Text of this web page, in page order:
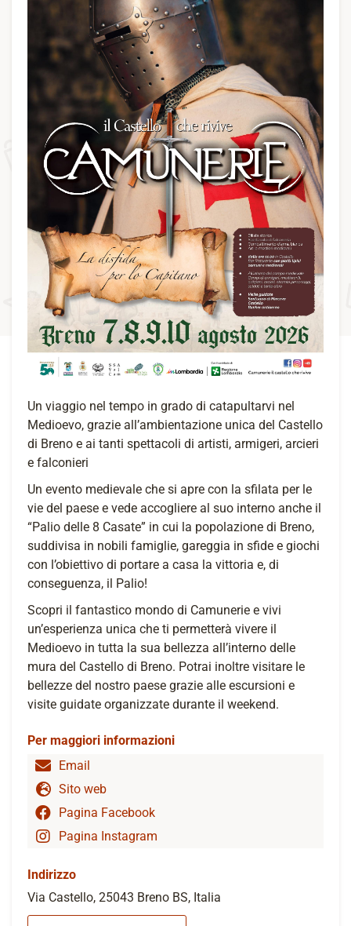
Un viaggio nel tempo in grado di catapultarvi nel
Medioevo, grazie all’ambientazione unica del Castello
di Breno e ai tanti spettacoli di artisti, armigeri, arcieri
e falconieri
Un evento medievale che si apre con la sfilata per le
vie del paese e vede accogliere al suo interno anche il
“Palio delle 8 Casate” in cui la popolazione di Breno,
suddivisa in nobili famiglie, gareggia in sfide e giochi
con l’obiettivo di portare a casa la vittoria e, di
conseguenza, il Palio!
Scopri il fantastico mondo di Camunerie e vivi
un’esperienza unica che ti permetterà vivere il
Medioevo in tutta la sua bellezza all’interno delle
mura del Castello di Breno. Potrai inoltre visitare le
bellezze del nostro paese grazie alle escursioni e
visite guidate organizzate durante il weekend.
Per maggiori informazioni
Email
Sito web
Pagina Facebook
Pagina Instagram
Indirizzo
Via Castello, 25043 Breno BS, Italia